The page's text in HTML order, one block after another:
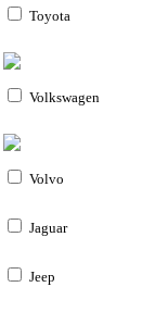
Toyota
Volkswagen
Volvo
Jaguar
Jeep